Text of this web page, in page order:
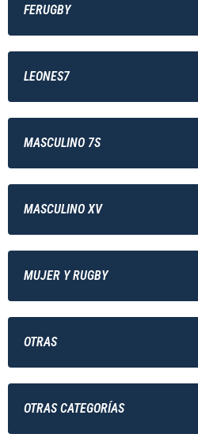
FERUGBY
LEONES7
MASCULINO 7S
MASCULINO XV
MUJER Y RUGBY
OTRAS
OTRAS CATEGORÍAS